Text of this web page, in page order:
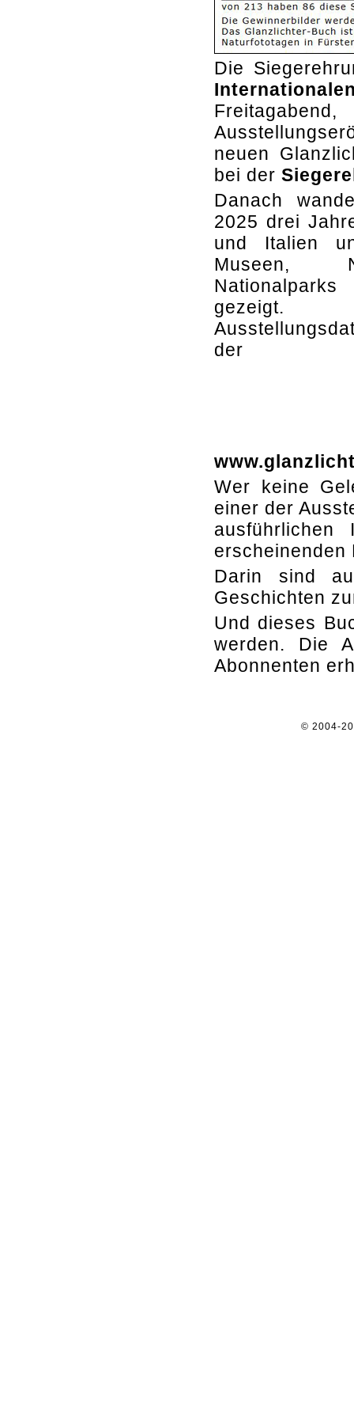
Die
neuen
bei der
Danach
2025 drei
und Italien
Museen,
gezeigt.
der
Wer keine
einer der
erscheinenden
Darin sind
Geschichten
Und dieses
werden. Die
Abonnenten
© 2004-